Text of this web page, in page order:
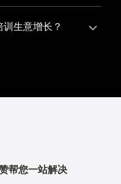
决方案，整合线上
营销和大数据分
生意增长？
帮您一站解决